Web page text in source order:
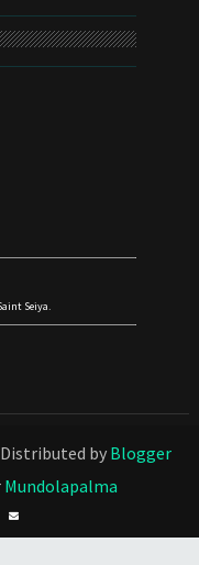
Seiya.
by Blogger
Mundolapalma